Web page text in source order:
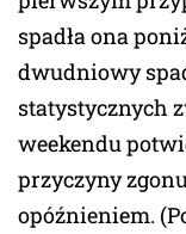
spadła ona
dwudniowy
statystycznych
weekendu
przyczyny
opóźnieniem.